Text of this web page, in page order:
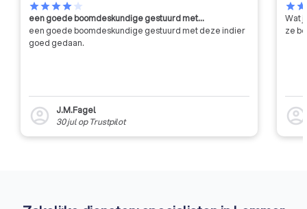
starstarstarstarstar
een goede boomdeskundige gestuurd met…
een goede boomdeskundige gestuurd met deze indier
goed gedaan.
account_circle
J.M.Fagel
30 julop Trustpilot
starstar
Wat
ze
account_circle